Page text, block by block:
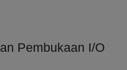
Pembukaan I/O